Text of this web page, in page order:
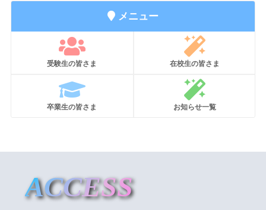
メニュー
受験生の皆さま 在校生の皆さま
卒業生の皆さま お知らせ一覧
ACCESS